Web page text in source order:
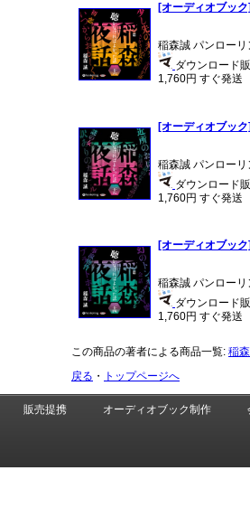
[オーディオブッ
稲森誠 パンローリ
ダウンロード
1,760円 すぐ発送
[オーディオブッ
稲森誠 パンローリ
ダウンロード
1,760円 すぐ発送
[オーディオブッ
稲森誠 パンローリ
ダウンロード
1,760円 すぐ発送
この商品の著者による商品一覧: 稲
戻る ・ トップページへ
販売提携 オーディオブック制作